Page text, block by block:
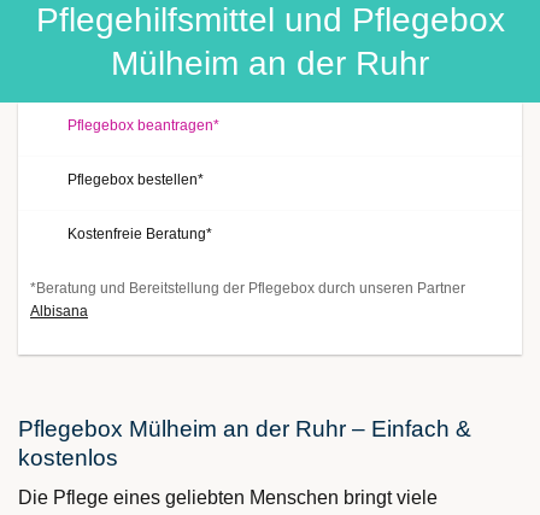
Pflegehilfsmittel und Pflegebox
Mülheim an der Ruhr
Pflegebox beantragen*
Pflegebox bestellen*
Kostenfreie Beratung*
*Beratung und Bereitstellung der Pflegebox durch unseren Partner
Albisana
Pflegebox Mülheim an der Ruhr – Einfach &
kostenlos
Die Pflege eines geliebten Menschen bringt viele